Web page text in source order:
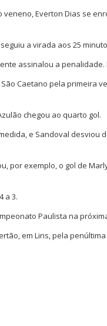
Everton Dias se
a virada aos 25
assinalou a penalidade.
Caetano pela primeira
chegou ao quarto gol.
e Sandoval desviou
por exemplo, o gol de
a 3.
Paulista na
em Lins, pela